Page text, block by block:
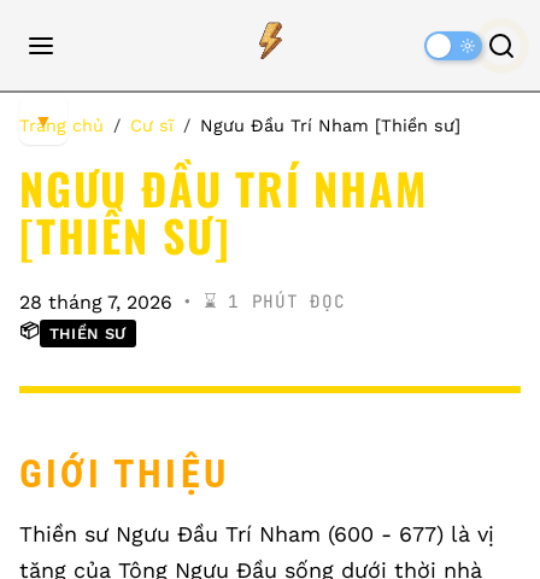
Trang chủ Cư sĩ Ngưu Đầu Trí Nham [Thiền sư]
NGƯU ĐẦU TRÍ NHAM
[THIỀN SƯ]
28 tháng 7, 2026 ⌛️ 1 PHÚT ĐỌC
📦 THIỀN SƯ
GIỚI THIỆU
Thiền sư Ngưu Đầu Trí Nham (600 - 677) là vị
tăng của Tông Ngưu Đầu sống dưới thời nhà
▼